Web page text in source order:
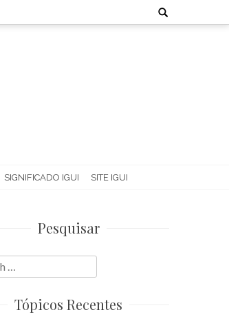
Search
for:
SIGNIFICADO IGUI SITE IGUI
Pesquisar
Tópicos Recentes